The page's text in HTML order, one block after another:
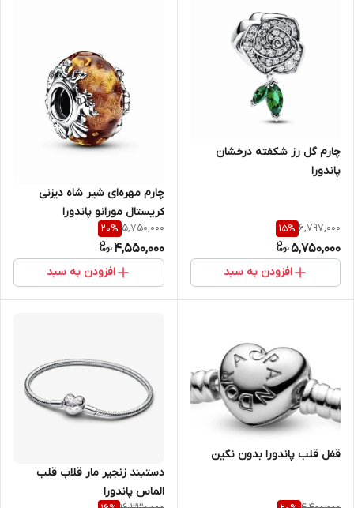
چارم گل رز شکفته درخشان
پاندورا
6,797,000
15%
5,750,000
افزودن به سبد
چارم مهره‌ای شیر شاه دیزنی
کریستال مورانو پاندورا
5,750,000
20%
4,550,000
افزودن به سبد
قفل قلب پاندورا بدون نگین
دستبند زنجیر مار قلاب قلب
الماس پاندورا